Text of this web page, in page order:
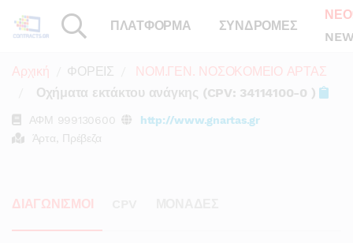
ΠΛΑΤΦΟΡΜΑ ΣΥΝΔΡΟΜΕΣ
Αρχική ΦΟΡΕΙΣ
ΝΟΜ.ΓΕΝ. ΝΟΣΟΚΟΜΕΙΟ ΑΡΤΑΣ
Οχήματα εκτάκτου ανάγκης (CPV: 34114100-0 )
ΑΦΜ 999130600
http://www.gnartas.gr
Άρτα, Πρέβεζα
ΔΙΑΓΩΝΙΣΜΟΙ